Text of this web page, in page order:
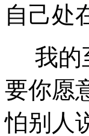
自己处
我的
要你愿
怕别人